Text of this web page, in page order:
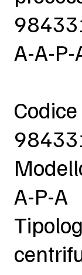
A-A-P-
A-P-A